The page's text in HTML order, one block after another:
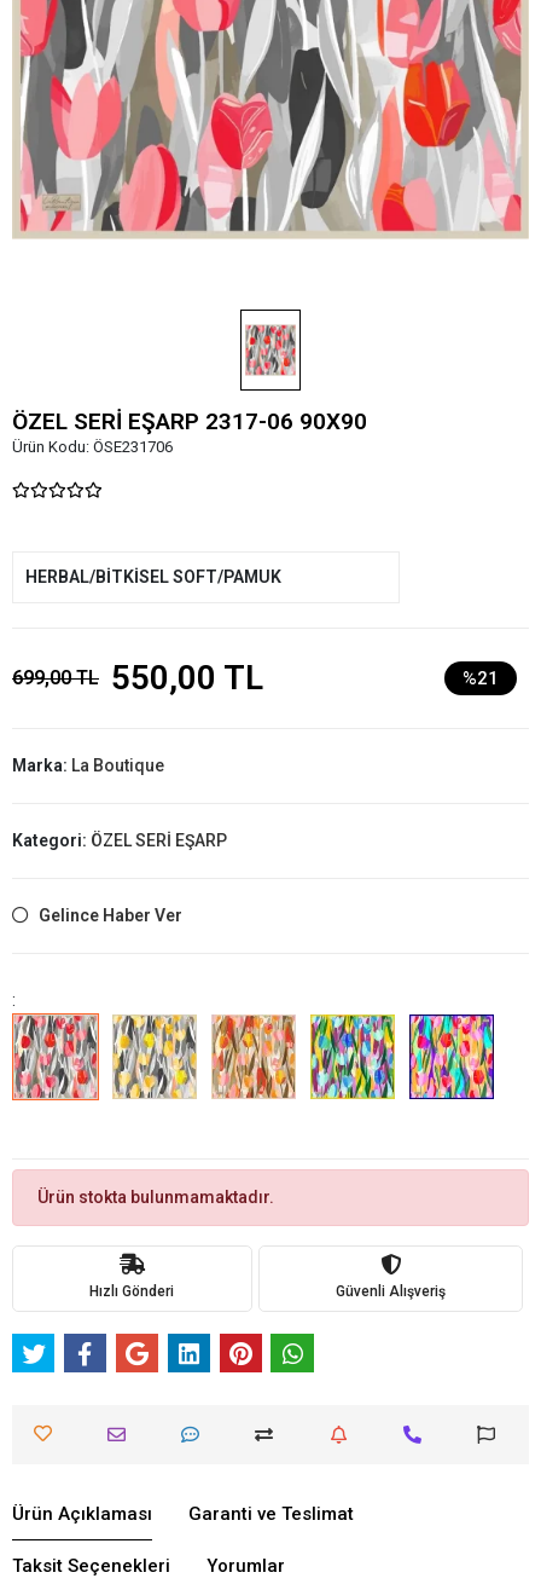
ÖZEL SERİ EŞARP 2317-06 90X90
Ürün Kodu: ÖSE231706
HERBAL/BİTKİSEL SOFT/PAMUK
699,00 TL 550,00 TL %21
Marka: La Boutique
Kategori: ÖZEL SERİ EŞARP
Gelince Haber Ver
:
Ürün stokta bulunmamaktadır.
Hızlı Gönderi Güvenli Alışveriş
Ürün Açıklaması Garanti ve Teslimat
Taksit Seçenekleri Yorumlar